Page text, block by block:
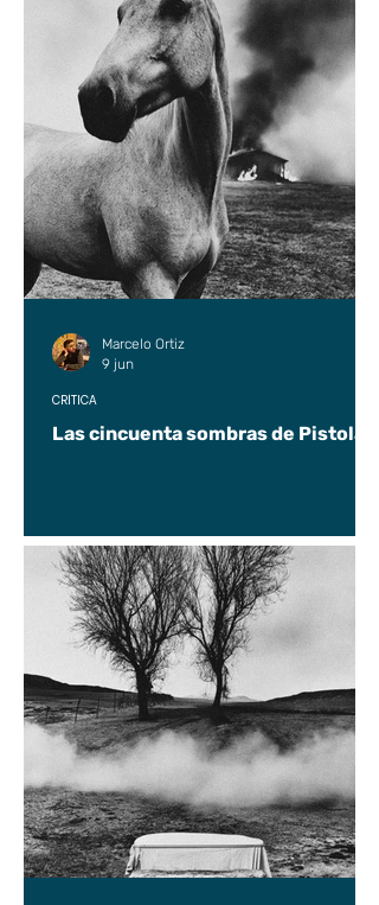
Las cincuenta sombras de Pistolas
CRÍTICA
Marcelo Ortiz
9 jun